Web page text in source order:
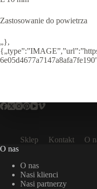
Zastosowanie do powietrza
„},
Sklep Kontakt O
O nas
O nas
Nasi klienci
Nasi partnerzy